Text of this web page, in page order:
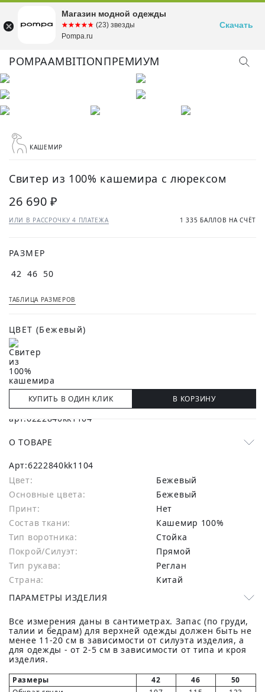
POMPAAMBITIONПРЕМИУМ
КАШЕМИР
Свитер из 100% кашемира с люрексом
26 690 ₽
ИЛИ В РАССРОЧКУ 4 ПЛАТЕЖА 1 335 БАЛЛОВ НА СЧЁТ
РАЗМЕР
42 46 50
ТАБЛИЦА РАЗМЕРОВ
ЦВЕТ (Бежевый)
КУПИТЬ В ОДИН КЛИК В КОРЗИНУ
О ТОВАРЕ
Арт:6222840kk1104
Цвет:
Бежевый
Основные цвета:
бежевый
Принт:
Нет
Состав ткани:
Кашемир 100%
Тип воротника:
Стойка
Покрой/Силуэт:
Прямой
Тип рукава:
Реглан
Страна:
Китай
ПАРАМЕТРЫ ИЗДЕЛИЯ
Все измерения даны в сантиметрах. Запас (по груди,
талии и бедрам) для верхней одежды должен быть не
менее 11-20 см в зависимости от силуэта изделия, а
для одежды - от 2-5 см в зависимости от типа и кроя
изделия.
Размеры 42 46
50
Магазин модной одежды
☆☆☆☆☆
★★★★★ (23) звезды
Pompa.ru
Скачать